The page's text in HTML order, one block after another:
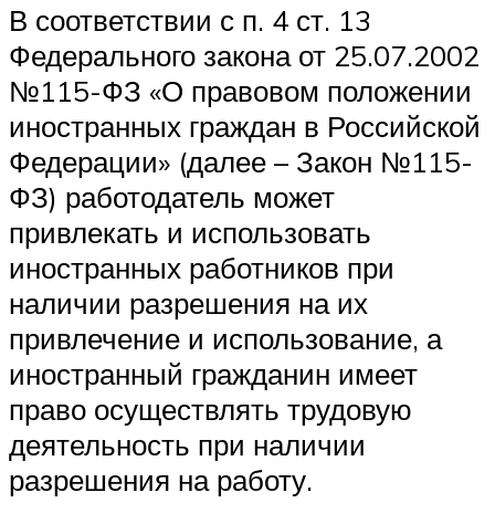
В соответствии с п. 4 ст. 13
Федерального закона от 25.07.2002
№115-ФЗ «О правовом положении
иностранных граждан в Российской
Федерации» (далее – Закон №115-
ФЗ) работодатель может
привлекать и использовать
иностранных работников при
наличии разрешения на их
привлечение и использование, а
иностранный гражданин имеет
право осуществлять трудовую
деятельность при наличии
разрешения на работу.